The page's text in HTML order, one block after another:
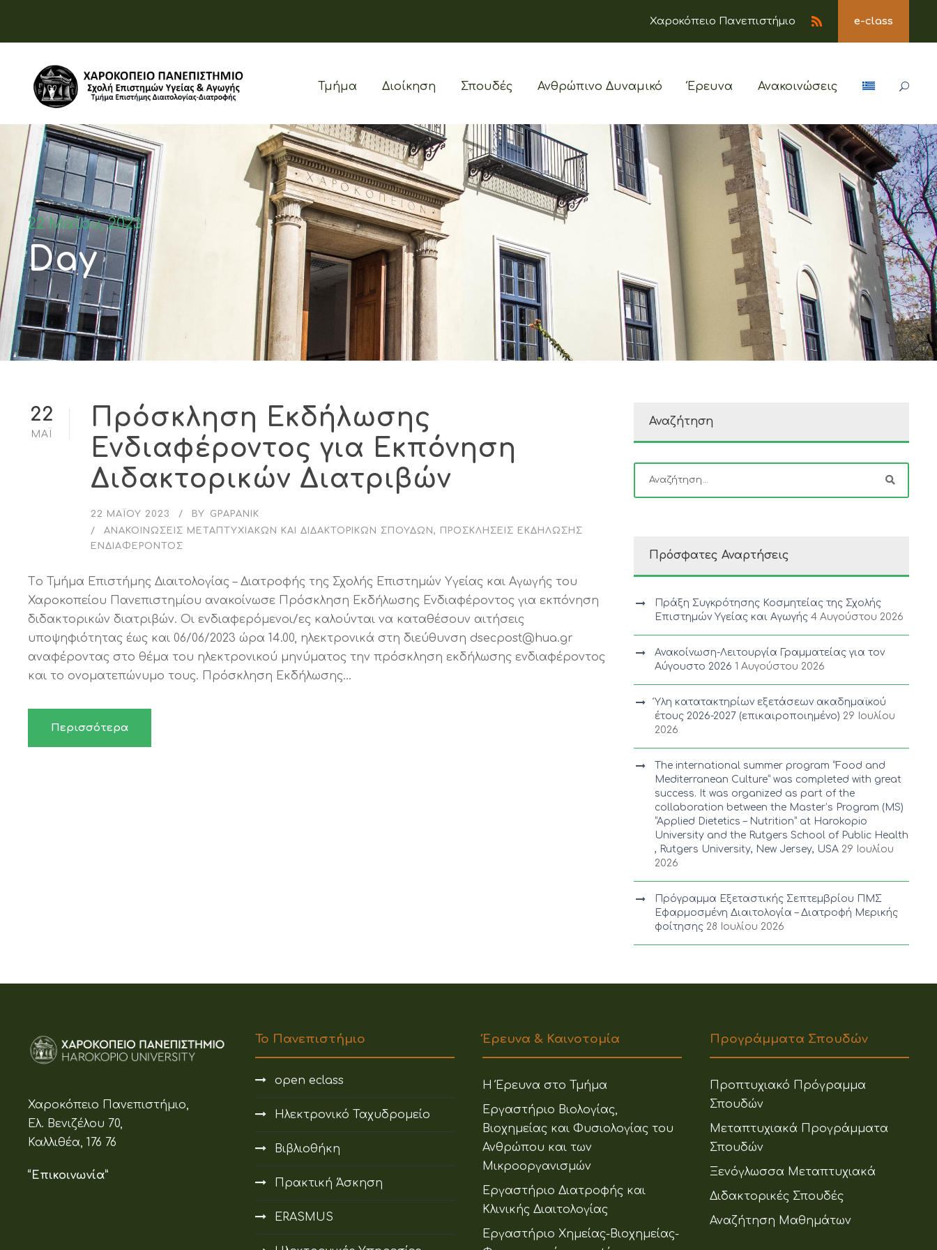
Χαροκόπειο Πανεπιστήμιο e-class
Τμήμα Διοίκηση Σπουδές Ανθρώπινο Δυναμικό Έρευνα Ανακοινώσεις
22 Μαΐου, 2023
Day
22
ΜΆΙ
Πρόσκληση Εκδήλωσης
Ενδιαφέροντος για Εκπόνηση
Διδακτορικών Διατριβών
22 ΜΑΪ́ΟΥ 2023 BY
GPAPANIK
ΑΝΑΚΟΙΝΏΣΕΙΣ ΜΕΤΑΠΤΥΧΙΑΚΏΝ ΚΑΙ ΔΙΔΑΚΤΟΡΙΚΏΝ ΣΠΟΥΔΏΝ ,
ΠΡΟΣΚΛΉΣΕΙΣ ΕΚΔΉΛΩΣΗΣ
ΕΝΔΙΑΦΈΡΟΝΤΟΣ
Tο Τμήμα Επιστήμης Διαιτολογίας – Διατροφής της Σχολής Επιστημών Υγείας και Αγωγής του
Χαροκοπείου Πανεπιστημίου ανακοίνωσε Πρόσκληση Εκδήλωσης Ενδιαφέροντος για εκπόνηση
διδακτορικών διατριβών. Οι ενδιαφερόμενοι/ες καλούνται να καταθέσουν αιτήσεις
υποψηφιότητας έως και 06/06/2023 ώρα 14.00, ηλεκτρονικά στη διεύθυνση dsecpost@hua.gr
αναφέροντας στο θέμα του ηλεκτρονικού μηνύματος την πρόσκληση εκδήλωσης ενδιαφέροντος
και το ονοματεπώνυμο τους. Πρόσκληση Εκδήλωσης...
Περισσότερα
Αναζήτηση
Πρόσφατες Αναρτήσεις
Πράξη Συγκρότησης Κοσμητείας της Σχολής
Επιστημών Υγείας και Αγωγής 4 Αυγούστου 2026
Ανακοίνωση-Λειτουργία Γραμματείας για τον
Αύγουστο 2026 1 Αυγούστου 2026
Ύλη κατατακτηρίων εξετάσεων ακαδημαϊκού
έτους 2026-2027 (επικαιροποιημένο) 29 Ιουλίου
2026
The international summer program “Food and
Mediterranean Culture” was completed with great
success. It was organized as part of the
collaboration between the Master’s Program (MS)
“Applied Dietetics – Nutrition” at Harokopio
University and the Rutgers School of Public Health
, Rutgers University, New Jersey, USA 29 Ιουλίου
2026
Πρόγραμμα Εξεταστικής Σεπτεμβρίου ΠΜΣ
Εφαρμοσμένη Διαιτολογία – Διατροφή Μερικής
φοίτησης 28 Ιουλίου 2026
Χαροκόπειο Πανεπιστήμιο,
Ελ. Βενιζέλου 70,
Καλλιθέα, 176 76
“Επικοινωνία”
Το Πανεπιστήμιο
open eclass
Ηλεκτρονικό Ταχυδρομείο
Βιβλιοθήκη
Πρακτική Άσκηση
ERASMUS
Έρευνα & Καινοτομία
Η Έρευνα στο Τμήμα
Εργαστήριο Βιολογίας,
Βιοχημείας και Φυσιολογίας του
Ανθρώπου και των
Μικροοργανισμών
Εργαστήριο Διατροφής και
Κλινικής Διαιτολογίας
Εργαστήριο Χημείας-Βιοχημείας-
Προγράμματα Σπουδών
Προπτυχιακό Πρόγραμμα
Σπουδών
Μεταπτυχιακά Προγράμματα
Σπουδών
Ξενόγλωσσα Μεταπτυχιακά
Διδακτορικές Σπουδές
Αναζήτηση Μαθημάτων